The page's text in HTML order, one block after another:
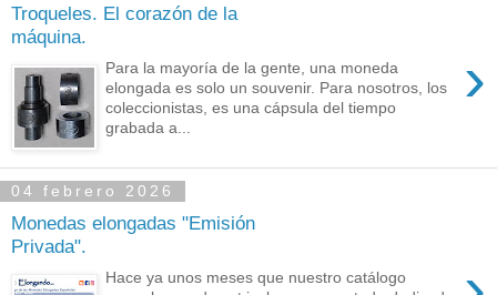
Troqueles. El corazón de la
máquina.
›
Para la mayoría de la gente, una moneda
elongada es solo un souvenir. Para nosotros, los
coleccionistas, es una cápsula del tiempo
grabada a...
04 febrero 2026
Monedas elongadas "Emisión
Privada".
Hace ya unos meses que nuestro catálogo